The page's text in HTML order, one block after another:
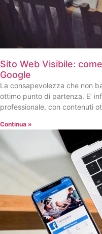
Sito Web Visibile:
Google
La consapevolezza che non
ottimo punto di partenza. E’
professionale, con contenuti
Continua »